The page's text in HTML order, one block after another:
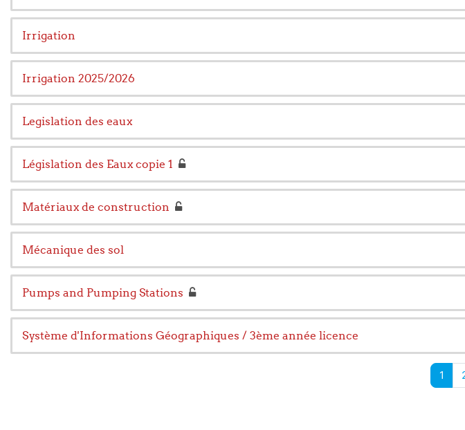
Irrigation
Irrigation 2025/2026
Legislation des eaux
Législation des Eaux copie 1
Matériaux de construction
Mécanique des sol
Pumps and Pumping Stations
Système d'Informations Géographiques / 3ème année licence
1